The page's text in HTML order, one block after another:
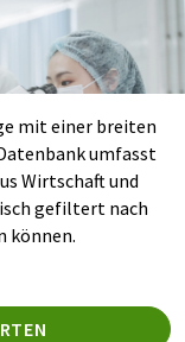
mit einer breiten
umfasst
Wirtschaft und
gefiltert nach
können.